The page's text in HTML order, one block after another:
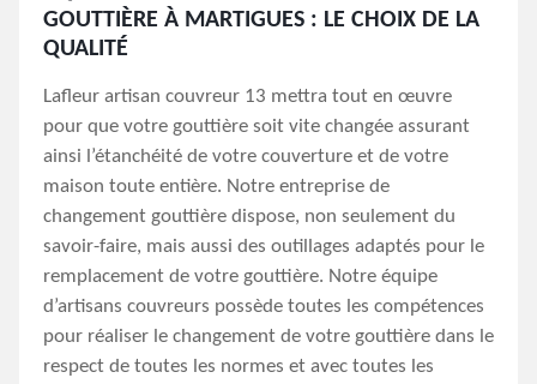
GOUTTIÈRE À MARTIGUES : LE CHOIX DE LA
QUALITÉ
Lafleur artisan couvreur 13 mettra tout en œuvre
pour que votre gouttière soit vite changée assurant
ainsi l’étanchéité de votre couverture et de votre
maison toute entière. Notre entreprise de
changement gouttière dispose, non seulement du
savoir-faire, mais aussi des outillages adaptés pour le
remplacement de votre gouttière. Notre équipe
d’artisans couvreurs possède toutes les compétences
pour réaliser le changement de votre gouttière dans le
respect de toutes les normes et avec toutes les